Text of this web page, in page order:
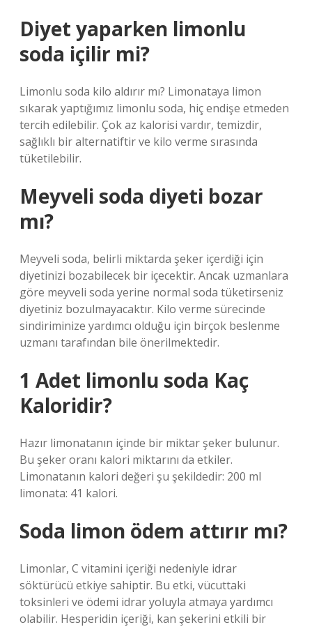
Diyet yaparken limonlu
soda içilir mi?
Limonlu soda kilo aldırır mı? Limonataya limon
sıkarak yaptığımız limonlu soda, hiç endişe etmeden
tercih edilebilir. Çok az kalorisi vardır, temizdir,
sağlıklı bir alternatiftir ve kilo verme sırasında
tüketilebilir.
Meyveli soda diyeti bozar
mı?
Meyveli soda, belirli miktarda şeker içerdiği için
diyetinizi bozabilecek bir içecektir. Ancak uzmanlara
göre meyveli soda yerine normal soda tüketirseniz
diyetiniz bozulmayacaktır. Kilo verme sürecinde
sindiriminize yardımcı olduğu için birçok beslenme
uzmanı tarafından bile önerilmektedir.
1 Adet limonlu soda Kaç
Kaloridir?
Hazır limonatanın içinde bir miktar şeker bulunur.
Bu şeker oranı kalori miktarını da etkiler.
Limonatanın kalori değeri şu şekildedir: 200 ml
limonata: 41 kalori.
Soda limon ödem attırır mı?
Limonlar, C vitamini içeriği nedeniyle idrar
söktürücü etkiye sahiptir. Bu etki, vücuttaki
toksinleri ve ödemi idrar yoluyla atmaya yardımcı
olabilir. Hesperidin içeriği, kan şekerini etkili bir